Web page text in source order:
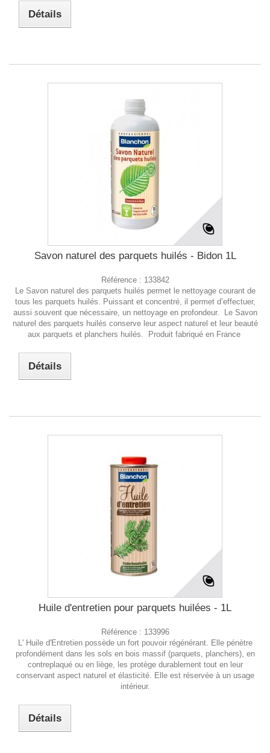
Détails
Savon naturel des parquets huilés - Bidon 1L
Référence : 133842
Le Savon naturel des parquets huilés permet le nettoyage courant de
tous les parquets huilés. Puissant et concentré, il permet d’effectuer,
aussi souvent que nécessaire, un nettoyage en profondeur. Le Savon
naturel des parquets huilés conserve leur aspect naturel et leur beauté
aux parquets et planchers huilés. Produit fabriqué en France
Détails
Huile d'entretien pour parquets huilées - 1L
Référence : 133996
L' Huile d'Entretien possède un fort pouvoir régénérant. Elle pénètre
profondément dans les sols en bois massif (parquets, planchers), en
contreplaqué ou en liège, les protège durablement tout en leur
conservant aspect naturel et élasticité. Elle est réservée à un usage
intérieur.
Détails